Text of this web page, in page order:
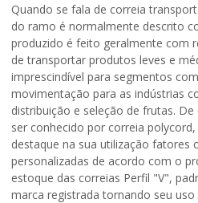
Quando se fala de correia
do ramo é normalmente descrito
produzido é feito geralmente com
de transportar produtos leves e
imprescindível para segmentos
movimentação para as indústrias
distribuição e seleção de frutas.
ser conhecido por correia
destaque na sua utilização fatores
personalizadas de acordo com o
estoque das correias Perfil "V",
marca registrada tornando seu uso